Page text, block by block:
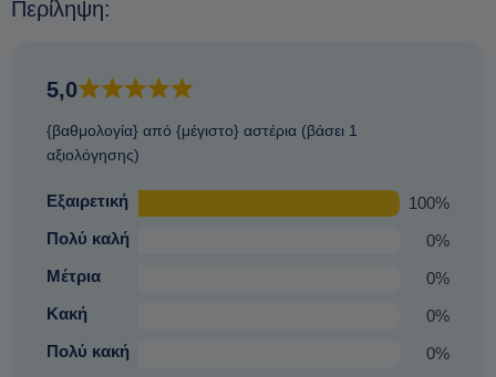
Περίληψη:
5,0
{βαθμολογία} από {μέγιστο} αστέρια (βάσει 1
αξιολόγησης)
Εξαιρετική
100%
Πολύ καλή
0%
Μέτρια
0%
Κακή
0%
Πολύ κακή
0%